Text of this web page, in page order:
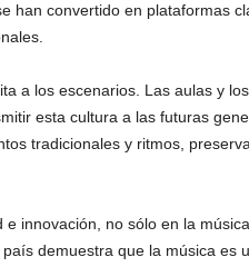
han convertido en plataformas
a los escenarios. Las aulas y
esta cultura a las futuras
tradicionales y ritmos,
innovación, no sólo en la
demuestra que la música es